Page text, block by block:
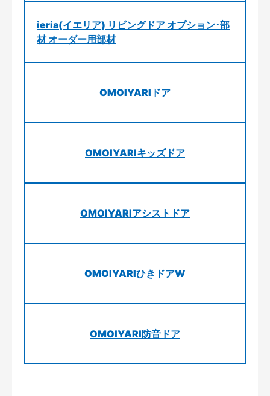
ieria(イエリア) リビングドア オプション･部
材 オーダー用部材
OMOIYARIドア
OMOIYARIキッズドア
OMOIYARIアシストドア
OMOIYARIひきドアW
OMOIYARI防音ドア